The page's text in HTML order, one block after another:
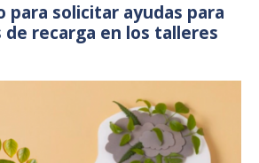
para solicitar ayudas para
recarga en los talleres